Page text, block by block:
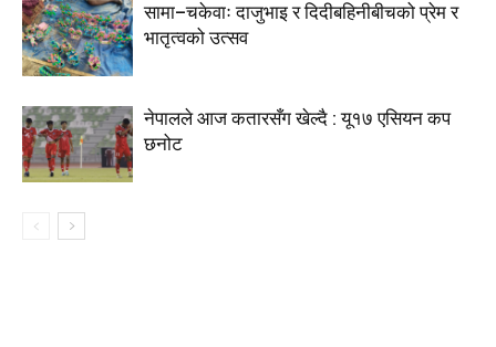
सामा–चकेवाः दाजुभाइ र दिदीबहिनीबीचको प्रेम र
भातृत्वको उत्सव
नेपालले आज कतारसँग खेल्दै : यू१७ एसियन कप
छनोट